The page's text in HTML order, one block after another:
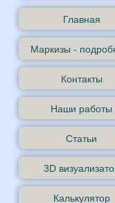
Главная
Маркизы -
Контакты
Наши работы
Статьи
3D
Калькулятор